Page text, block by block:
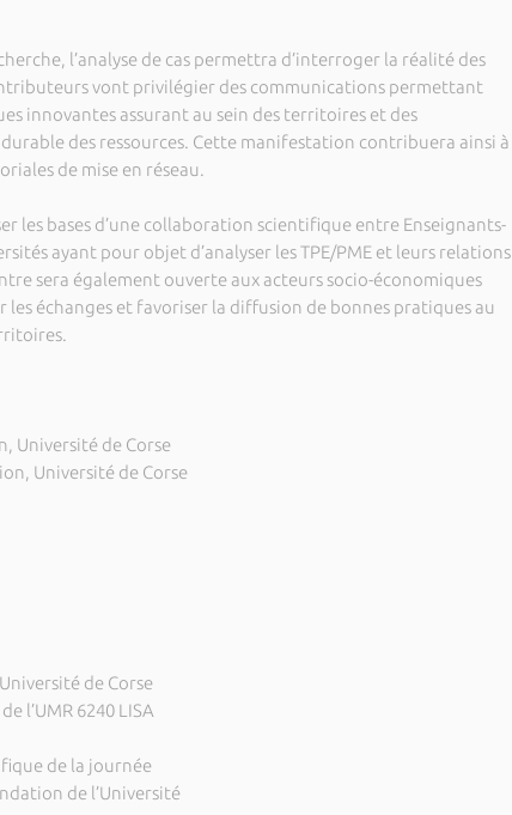
l’analyse de cas permettra d’interroger la réalité des
vont privilégier des communications permettant
innovantes assurant au sein des territoires et des
des ressources. Cette manifestation contribuera ainsi à
de mise en réseau.
les bases d’une collaboration scientifique entre Enseignants-
ayant pour objet d’analyser les TPE/PME et leurs relations
sera également ouverte aux acteurs socio-économiques
les échanges et favoriser la diffusion de bonnes pratiques au
Université de Corse
Université de Corse
de Corse
l’UMR 6240 LISA
de la journée
de l’Université